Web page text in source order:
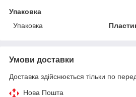
Упаковка
Упаковка
Умови доставки
Доставка здійснюється тільки по
Нова Пошта